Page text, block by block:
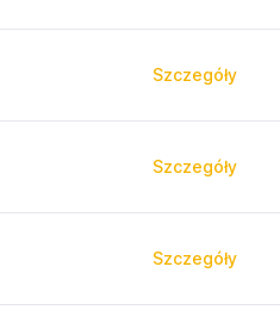
Szczegóły
Szczegóły
Szczegóły